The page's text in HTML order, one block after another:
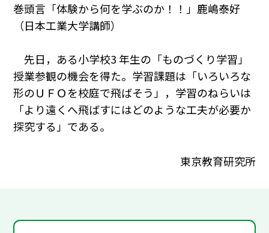
巻頭言「体験から何を学ぶのか！！」鹿嶋泰好
（日本工業大学講師）
先日，ある小学校3 年生の「ものづくり学習」
授業参観の機会を得た。学習課題は「いろいろな
形のＵＦＯを校庭で飛ばそう」，学習のねらいは
「より遠くへ飛ばすにはどのような工夫が必要か
探究する」である。
東京教育研究所